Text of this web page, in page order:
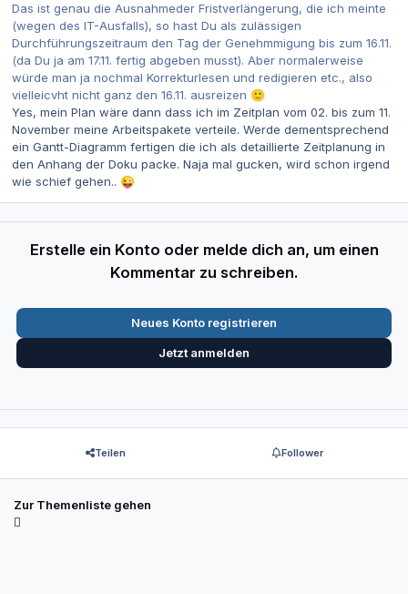
Das ist genau die Ausnahmeder Fristverlängerung, die ich meinte
(wegen des IT-Ausfalls), so hast Du als zulässigen
Durchführungszeitraum den Tag der Genehmmigung bis zum 16.11.
(da Du ja am 17.11. fertig abgeben musst). Aber normalerweise
würde man ja nochmal Korrekturlesen und redigieren etc., also
vielleicvht nicht ganz den 16.11. ausreizen 🙂
Yes, mein Plan wäre dann dass ich im Zeitplan vom 02. bis zum 11.
November meine Arbeitspakete verteile. Werde dementsprechend
ein Gantt-Diagramm fertigen die ich als detaillierte Zeitplanung in
den Anhang der Doku packe. Naja mal gucken, wird schon irgend
wie schief gehen.. 😜
Erstelle ein Konto oder melde dich an, um einen
Kommentar zu schreiben.
Neues Konto registrieren
Jetzt anmelden
Teilen Follower
Zur Themenliste gehen